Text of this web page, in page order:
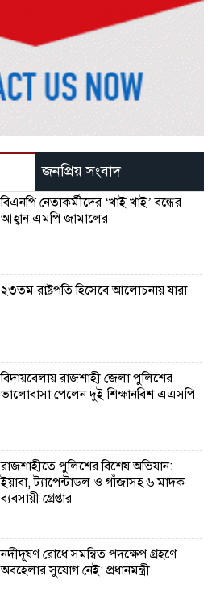
জনপ্রিয় সংবাদ
বিএনপি নেতাকর্মীদের ‘খাই খাই’ বন্ধের
আহ্বান এমপি জামালের
২৩তম রাষ্ট্রপতি হিসেবে আলোচনায় যারা
বিদায়বেলায় রাজশাহী জেলা পুলিশের
ভালোবাসা পেলেন দুই শিক্ষানবিশ এএসপি
রাজশাহীতে পুলিশের বিশেষ অভিযান:
ইয়াবা, ট্যাপেন্টাডল ও গাঁজাসহ ৬ মাদক
ব্যবসায়ী গ্রেপ্তার
নদীদূষণ রোধে সমন্বিত পদক্ষেপ গ্রহণে
অবহেলার সুযোগ নেই: প্রধানমন্ত্রী